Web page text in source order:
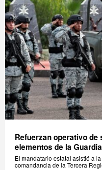
Refuerzan operativo de
elementos de la
El mandatario estatal asistió a
comandancia de la Tercera